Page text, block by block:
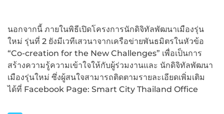
นอกจากนี้ ภายในพิธีเปิดโครงการนักดิจิทัลพัฒนาเมืองรุ่น
ใหม่ รุ่นที่ 2 ยังมีเวทีเสวนาจากเครือข่ายพันธมิตรในหัวข้อ
“Co-creation for the New Challenges” เพื่อเป็นการ
สร้างความรู้ความเข้าใจให้กับผู้ร่วมงานและ นักดิจิทัลพัฒนา
เมืองรุ่นใหม่ ซึ่งผู้สนใจสามารถติดตามรายละเอียดเพิ่มเติม
ได้ที่ Facebook Page: Smart City Thailand Office